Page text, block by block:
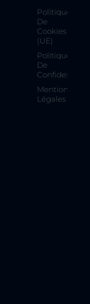
Politique
De
Cookies
(UE)
Politique
De
Mentions
Légales